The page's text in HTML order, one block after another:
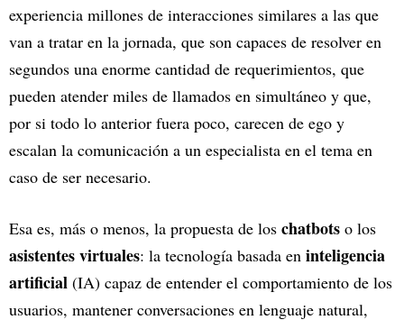
experiencia millones de interacciones similares a las que
van a tratar en la jornada, que son capaces de resolver en
segundos una enorme cantidad de requerimientos, que
pueden atender miles de llamados en simultáneo y que,
por si todo lo anterior fuera poco, carecen de ego y
escalan la comunicación a un especialista en el tema en
caso de ser necesario.
Esa es, más o menos, la propuesta de los chatbots o los
asistentes virtuales: la tecnología basada en inteligencia
artificial (IA) capaz de entender el comportamiento de los
usuarios, mantener conversaciones en lenguaje natural,